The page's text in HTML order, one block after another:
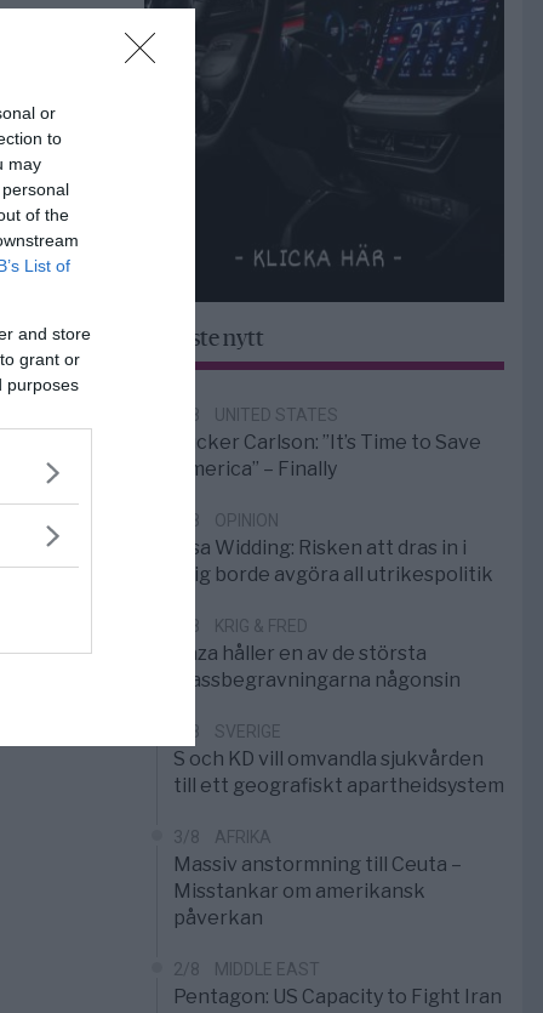
or
to
may
of the
List of
and store
grant or
purposes
Senaste nytt
6/8 UNITED STATES
Tucker Carlson: ”It’s Time to Save
America” – Finally
5/8 OPINION
Elsa Widding: Risken att dras in i
krig borde avgöra all utrikespolitik
5/8 KRIG & FRED
Gaza håller en av de största
massbegravningarna någonsin
5/8 SVERIGE
S och KD vill omvandla sjukvården
till ett geografiskt apartheidsystem
3/8 AFRIKA
Massiv anstormning till Ceuta –
Misstankar om amerikansk
påverkan
2/8 MIDDLE EAST
Pentagon: US Capacity to Fight Iran